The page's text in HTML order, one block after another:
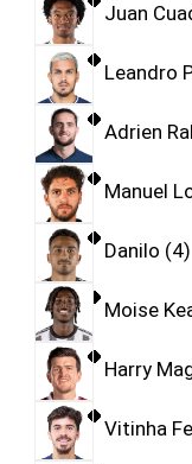
Juan
Leandro
Adrien
Manuel
Danilo 4
Moise
Harry
Vitinha